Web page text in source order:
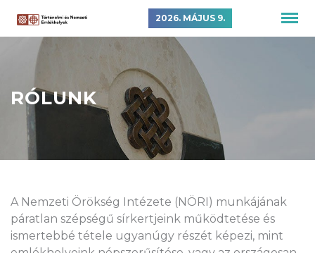
2026. MÁJUS 9.
RÓLUNK
A Nemzeti Örökség Intézete (NÖRI) munkájának
páratlan szépségű sírkertjeink működtetése és
ismertebbé tétele ugyanúgy részét képezi, mint